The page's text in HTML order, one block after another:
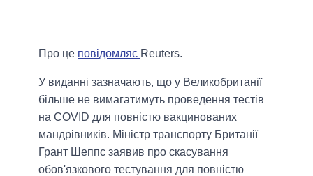
Про це повідомляє Reuters.
У виданні зазначають, що у Великобританії
більше не вимагатимуть проведення тестів
на COVID для повністю вакцинованих
мандрівників. Міністр транспорту Британії
Грант Шеппс заявив про скасування
обов'язкового тестування для повністю